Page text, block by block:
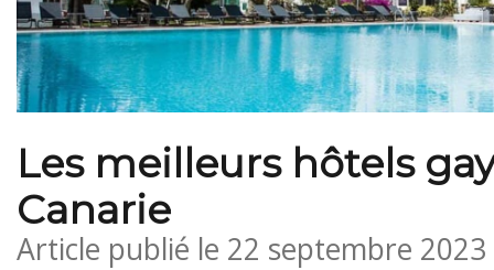
Les meilleurs hôtels
Canarie
Article publié le 22 septembre